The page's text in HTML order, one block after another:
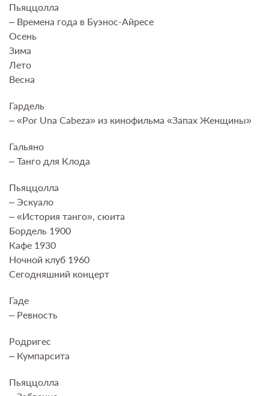
Пьяццолла
– Времена года в Буэнос-Айресе
Осень
Зима
Лето
Весна
Гардель
– «Por Una Cabeza» из кинофильма «Запах Женщины»
Гальяно
– Танго для Клода
Пьяццолла
– Эскуало
– «История танго», сюита
Бордель 1900
Кафе 1930
Ночной клуб 1960
Сегодняшний концерт
Гаде
– Ревность
Родригес
– Кумпарсита
Пьяццолла